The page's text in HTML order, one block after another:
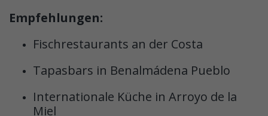
Empfehlungen:
Fischrestaurants an der Costa
Tapasbars in Benalmádena Pueblo
Internationale Küche in Arroyo de la
Miel